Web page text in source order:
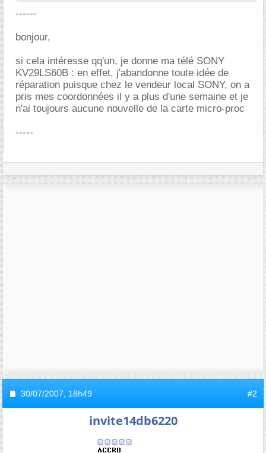
------
bonjour,
si cela intéresse qq'un, je donne ma télé SONY
KV29LS60B : en effet, j'abandonne toute idée de
réparation puisque chez le vendeur local SONY, on a
pris mes coordonnées il y a plus d'une semaine et je
n'ai toujours aucune nouvelle de la carte micro-proc
-----
30/07/2007, 18h49 #2
invite14db6220